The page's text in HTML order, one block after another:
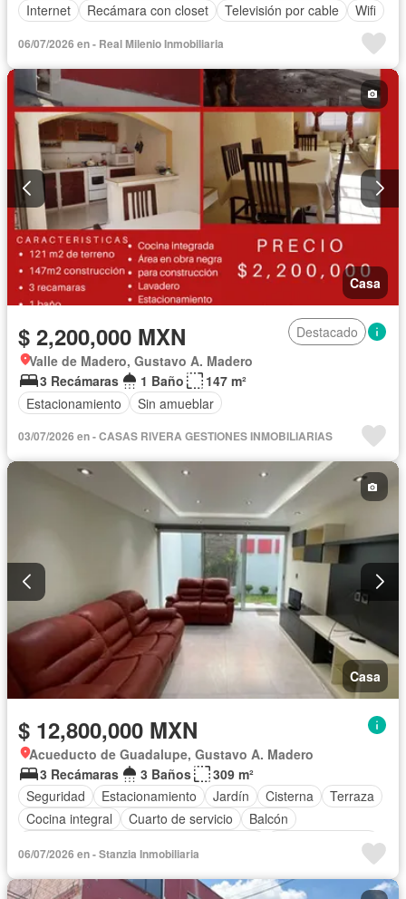
Internet
Recámara con closet Televisión por cable Wifi
06/07/2026 en - Real Milenio Inmobiliaria
Casa
$ 2,200,000 MXN
Destacado
Valle de Madero, Gustavo A. Madero
3 Recámaras
1 Baño
147 m²
Estacionamiento
Sin amueblar
03/07/2026 en - CASAS RIVERA GESTIONES INMOBILIARIAS
Casa
$ 12,800,000 MXN
Acueducto de Guadalupe, Gustavo A. Madero
3 Recámaras
3 Baños
309 m²
Seguridad
Estacionamiento Jardín Cisterna
Terraza
Cocina integral
Cuarto de servicio
Balcón
Cocina equipada
Zona infantil
Bodega
Circuito cerrado de televisión
Electricidad
Azotea Agua Sin amueblar
06/07/2026 en - Stanzia Inmobiliaria